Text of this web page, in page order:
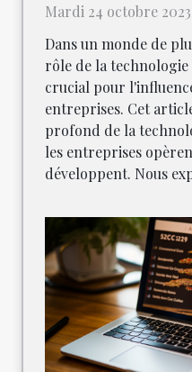
Mardi 24 octobre
Dans un monde de
rôle de la technologie
crucial pour
entreprises. Cet
profond de la
les entreprises
développent. Nous